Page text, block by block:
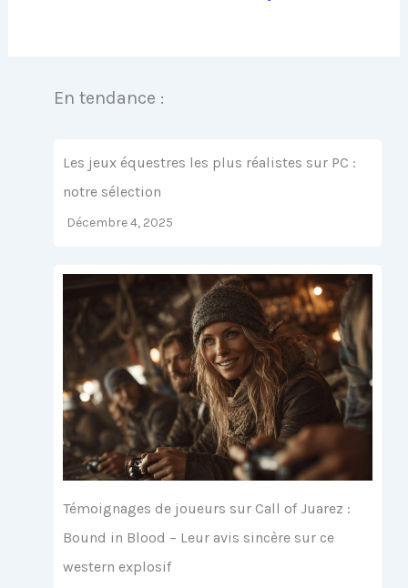
En tendance :
Les jeux équestres les plus réalistes sur PC :
notre sélection
Décembre 4, 2025
Témoignages de joueurs sur Call of Juarez :
Bound in Blood – Leur avis sincère sur ce
western explosif